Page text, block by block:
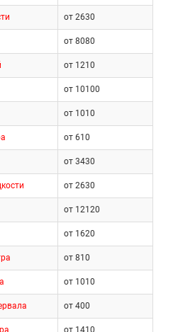
Все тормозные механизмы
вентилируемые). В
рулевое колесо, климат и
кожаную отделку
турбонаддув (186
(7
ч: 9.8с
от 2630
от 8080
от 1210
от 10100
от 1010
от 610
от 3430
от 2630
от 12120
от 1620
от 810
от 1010
от 400
от 1410